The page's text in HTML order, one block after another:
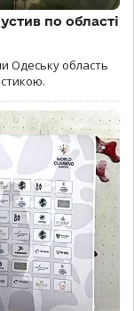
по області
Одеську область